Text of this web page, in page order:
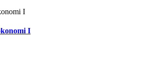
I
I